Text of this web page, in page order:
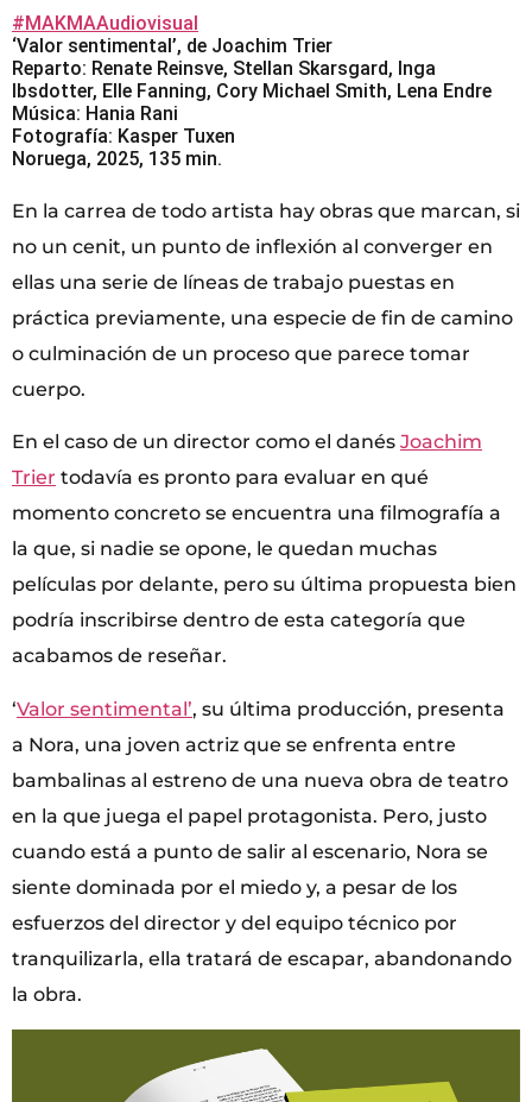
#MAKMAAudiovisual
‘Valor sentimental’, de Joachim Trier
Reparto: Renate Reinsve, Stellan Skarsgard, Inga
Ibsdotter, Elle Fanning, Cory Michael Smith, Lena Endre
Música: Hania Rani
Fotografía: Kasper Tuxen
Noruega, 2025, 135 min.
En la carrea de todo artista hay obras que marcan, si
no un cenit, un punto de inflexión al converger en
ellas una serie de líneas de trabajo puestas en
práctica previamente, una especie de fin de camino
o culminación de un proceso que parece tomar
cuerpo.
En el caso de un director como el danés Joachim
Trier todavía es pronto para evaluar en qué
momento concreto se encuentra una filmografía a
la que, si nadie se opone, le quedan muchas
películas por delante, pero su última propuesta bien
podría inscribirse dentro de esta categoría que
acabamos de reseñar.
‘Valor sentimental’, su última producción, presenta
a Nora, una joven actriz que se enfrenta entre
bambalinas al estreno de una nueva obra de teatro
en la que juega el papel protagonista. Pero, justo
cuando está a punto de salir al escenario, Nora se
siente dominada por el miedo y, a pesar de los
esfuerzos del director y del equipo técnico por
tranquilizarla, ella tratará de escapar, abandonando
la obra.